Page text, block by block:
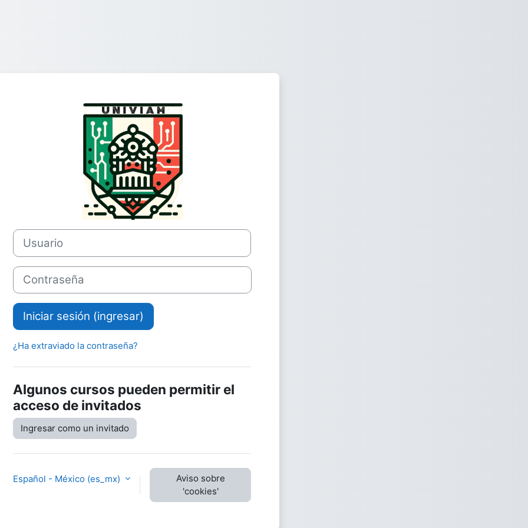
Ingresar a Universidad Virtual de
Usuario
Contraseña
Iniciar sesión (ingresar)
¿Ha extraviado la contraseña?
Algunos cursos pueden permitir el
acceso de invitados
Ingresar como un invitado
Español - México ‎(es_mx)‎
Aviso sobre
'cookies'